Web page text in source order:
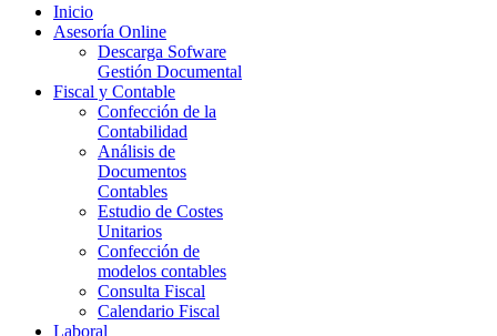
Inicio
Asesoría Online
Descarga Sofware
Gestión Documental
Fiscal y Contable
Confección de la
Contabilidad
Análisis de
Documentos
Contables
Estudio de Costes
Unitarios
Confección de
modelos contables
Consulta Fiscal
Calendario Fiscal
Laboral